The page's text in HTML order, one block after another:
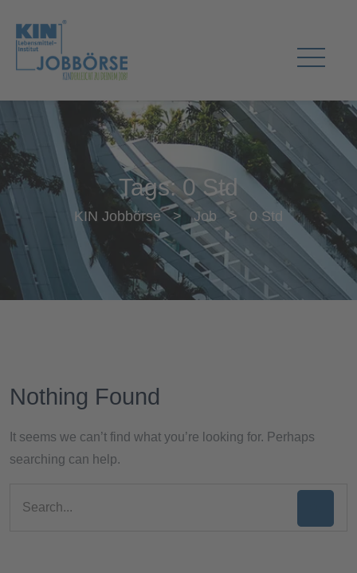
Tags:0 Std
KIN Jobbörse > Job > 0 Std
Nothing Found
It seems we can’t find what you’re looking for. Perhaps
searching can help.